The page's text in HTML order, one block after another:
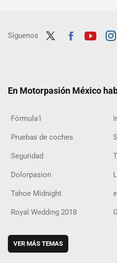
Síguenos
En Motorpasión México
Fórmula1
Pruebas de coches
Seguridad
Dolorpasion
Tahoe Midnight
Royal Wedding 2018
VER MÁS TEMAS